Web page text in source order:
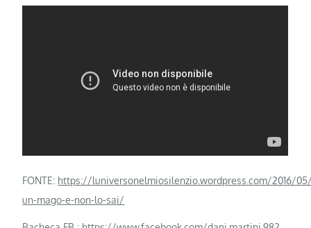
FONTE: https://luniversonelmiosilenzio.wordpress.com/2016/
un-mago-e-non-lo-sai/